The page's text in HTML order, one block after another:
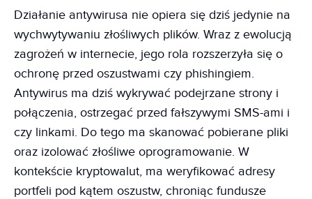
Działanie antywirusa nie opiera się dziś jedynie na
wychwytywaniu złośliwych plików. Wraz z ewolucją
zagrożeń w internecie, jego rola rozszerzyła się o
ochronę przed oszustwami czy phishingiem.
Antywirus ma dziś wykrywać podejrzane strony i
połączenia, ostrzegać przed fałszywymi SMS-ami i
czy linkami. Do tego ma skanować pobierane pliki
oraz izolować złośliwe oprogramowanie. W
kontekście kryptowalut, ma weryfikować adresy
portfeli pod kątem oszustw, chroniąc fundusze